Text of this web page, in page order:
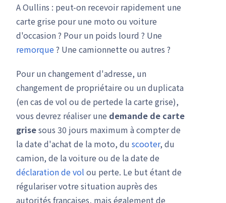
A Oullins : peut-on recevoir rapidement une
carte grise pour une moto ou voiture
d'occasion ? Pour un poids lourd ? Une
remorque? Une camionnette ou autres ?
Pour un changement d'adresse, un
changement de propriétaire ou un duplicata
(en cas de vol ou de pertede la carte grise),
vous devrez réaliser une demande de carte
grisesous 30 jours maximum à compter de
la date d'achat de la moto, du scooter, du
camion, de la voiture ou de la date de
déclaration de vol ou perte. Le but étant de
régulariser votre situation auprès des
autorités françaises, mais également de